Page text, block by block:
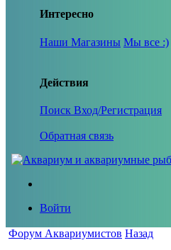
Интересно
Наши Магазины Мы все :)
Действия
Поиск Вход/Регистрация
Обратная связь
Войти
Форум Аквариумистов Назад